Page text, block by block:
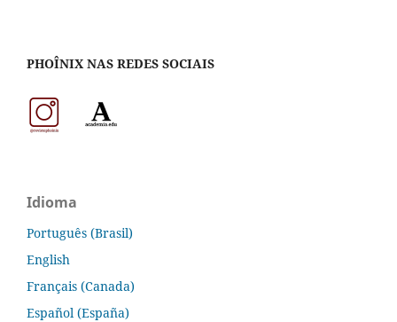
PHOÎNIX NAS REDES SOCIAIS
Idioma
Português (Brasil)
English
Français (Canada)
Español (España)